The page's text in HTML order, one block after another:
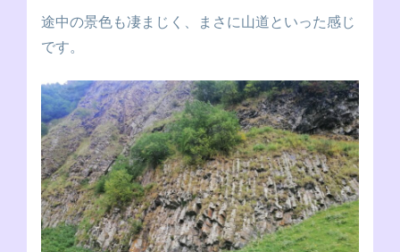
途中の景色も凄まじく、まさに山道といった感じ
です。